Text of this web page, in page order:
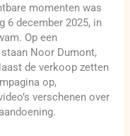
momenten was
6 december 2025, in
Op een
Noor Dumont,
de verkoop zetten
op,
verschenen over